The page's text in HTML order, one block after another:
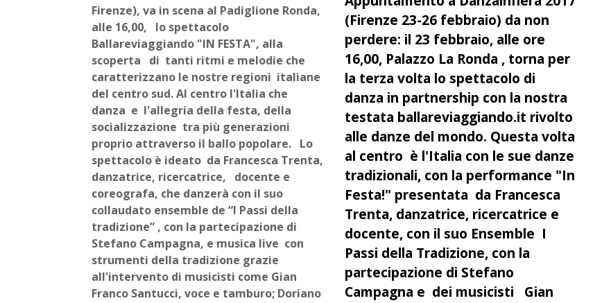
Firenze), va in scena al Padiglione Ronda,
alle 16,00, lo spettacolo
Ballareviaggiando "IN FESTA", alla
scoperta di tanti ritmi e melodie che
caratterizzano le nostre regioni italiane
del centro sud. Al centro l'Italia che
danza e l'allegria della festa, della
socializzazione tra più generazioni
proprio attraverso il ballo popolare. Lo
spettacolo è ideato da Francesca Trenta,
danzatrice, ricercatrice, docente e
coreografa, che danzerà con il suo
collaudato ensemble de “I Passi della
tradizione” , con la partecipazione di
Stefano Campagna, e musica live con
strumenti della tradizione grazie
all'intervento di musicisti come Gian
Franco Santucci, voce e tamburo; Doriano
(Firenze 23-26 febbraio) da non
perdere: il 23 febbraio, alle ore
16,00, Palazzo La Ronda , torna per
la terza volta lo spettacolo di
danza in partnership con la nostra
testata ballareviaggiando.it rivolto
alle danze del mondo. Questa volta
al centro è l'Italia con le sue danze
tradizionali, con la performance "In
Festa!" presentata da Francesca
Trenta, danzatrice, ricercatrice e
docente, con il suo Ensemble I
Passi della Tradizione, con la
partecipazione di Stefano
Campagna e dei musicisti Gian